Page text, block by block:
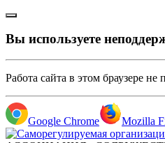
Вы используете
Работа сайта в этом браузере
Google Chrome Mozilla